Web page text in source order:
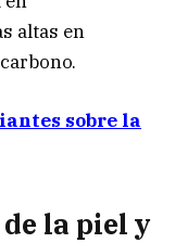
altas en
sobre la
la piel y